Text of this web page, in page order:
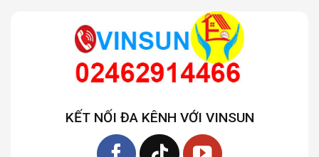
KẾT NỐI ĐA KÊNH VỚI VINSUN